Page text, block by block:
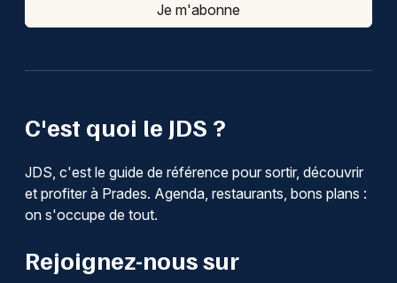
C'est quoi le JDS ?
JDS, c'est le guide de référence pour sortir, découvrir
et profiter à Prades. Agenda, restaurants, bons plans :
on s'occupe de tout.
Rejoignez-nous sur
Je m'abonne